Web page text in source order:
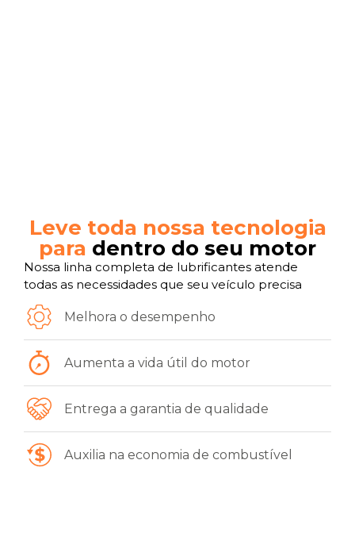
Leve toda nossa tecnologia
para dentro do seu motor
Nossa linha completa de lubrificantes atende
todas as necessidades que seu veículo precisa
Melhora o desempenho
Aumenta a vida útil do motor
Entrega a garantia de qualidade
Auxilia na economia de combustível